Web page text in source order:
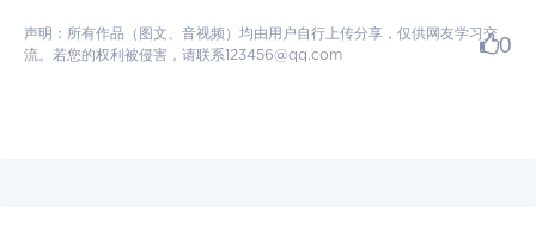
声明：所有作品（图文、音视频）均由用户自行上传分享，仅供网友学习交
流。若您的权利被侵害，请联系123456@qq.com
0